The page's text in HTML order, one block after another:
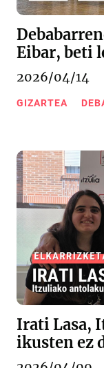
Eibar, beti
2026/04/14
GIZARTEA
Irati Lasa,
ikusten ez